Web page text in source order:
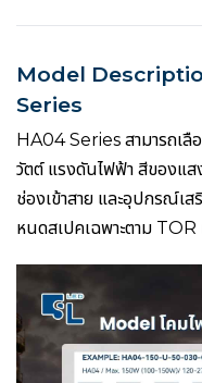
Model
Series
HA04 Series สามารถเลื
วัตต์ แรงดันไฟฟ้า สีของแส
ช่องเข้าสาย และอุปกรณ์เส
หนดสเปคเฉพาะตาม